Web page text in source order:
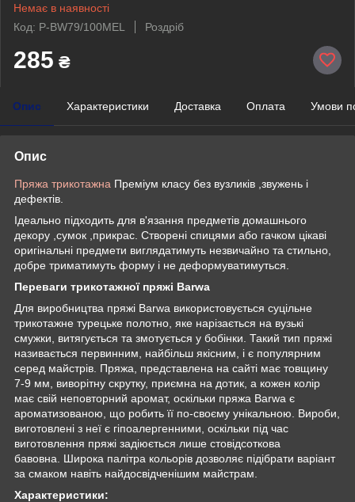
Немає в наявності
Код: P-BW79/100MEL
Роздріб
285 ₴
Опис Характеристики Доставка Оплата Умови
Опис
Пряжа трикотажна Преміум класу без вузликів ,звужень і
дефектів.
Ідеально підходить для в'язання предметів домашнього
декору ,сумок ,прикрас. Створені спицями або гачком цікаві
оригінальні предмети виглядатимуть незвичайно та стильно,
добре триматимуть форму і не деформуватимуться.
Переваги трикотажної пряжі Barwa
Для виробництва пряжі Barwa використовується суцільне
трикотажне турецьке полотно, яке нарізається на вузькі
смужки, витягується та змотується у бобінки. Такий тип пряжі
називається первинним, найбільш якісним, і є популярним
серед майстрів. Пряжа, представлена на сайті має товщину
7-9 мм, виворітну скрутку, приємна на дотик, а кожен колір
має свій неповторний аромат, оскільки пряжа Barwa є
ароматизованою, що робить її по-своєму унікальною. Вироби,
виготовлені з неї є гіпоалергенними, оскільки під час
виготовлення пряжі задіюється лише стовідсоткова
бавовна. Широка палітра кольорів дозволяє підібрати варіант
за смаком навіть найдосвідченішим майстрам.
Характеристики: